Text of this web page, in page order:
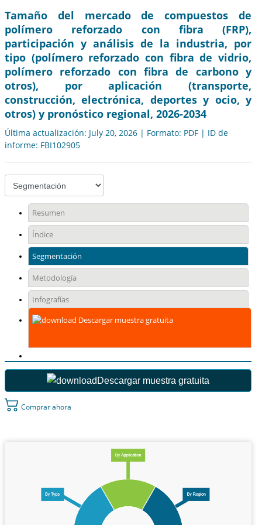
Tamaño del mercado de compuestos de
polímero reforzado con fibra (FRP),
participación y análisis de la industria, por
tipo (polímero reforzado con fibra de vidrio,
polímero reforzado con fibra de carbono y
otros), por aplicación (transporte,
construcción, electrónica, deportes y ocio, y
otros) y pronóstico regional, 2026-2034
Última actualización: July 20, 2026 | Formato: PDF | ID de
informe: FBI102905
Resumen
Índice
Segmentación
Metodología
Infografías
Descargar muestra gratuita
Descargar muestra gratuita
Comprar ahora